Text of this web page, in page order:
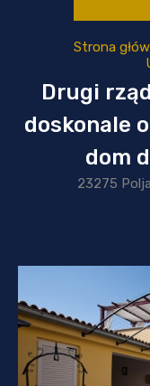
Strona
Drugi
doskonale
dom
23275